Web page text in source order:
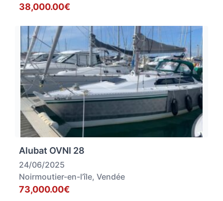
38,000.00€
Alubat OVNI 28
24/06/2025
Noirmoutier-en-l’île, Vendée
73,000.00€